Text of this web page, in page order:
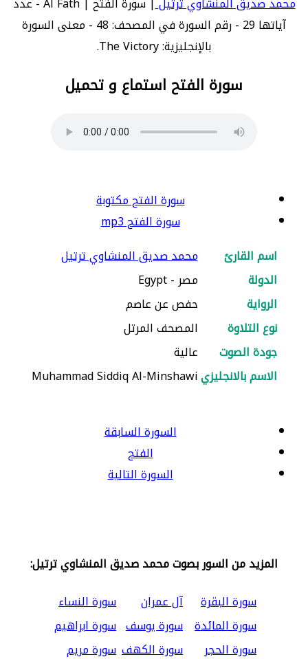
آياتها 29 - رقم السورة في المصحف: 48 - معنى السورة
بالإنجليزية: The Victory.
سورة الفتح استماع و تحميل
سورة الفتح مكتوبة
سورة الفتح mp3
اسم القارئ
محمد صديق المنشاوي ترتيل
الدولة
مصر - Egypt
الرواية
حفص عن عاصم
نوع التلاوة
المصحف المرتل
جودة الصوت
عالية
الاسم بالانجليزيMuhammad Siddiq Al-Minshawi
السورة السابقة
الفتح
السورة التالية
المزيد من السور بصوت محمد صديق المنشاوي ترتيل:
سورة البقرة
آل عمران
سورة النساء
سورة المائدة سورة يوسف سورة ابراهيم
سورة الحجر
سورة الكهف سورة مريم